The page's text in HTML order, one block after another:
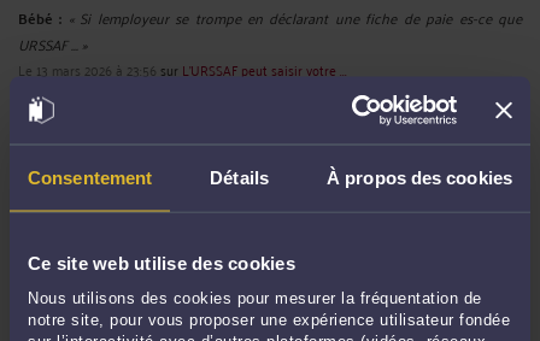
Consentement Détails À propos des cookies
Ce site web utilise des cookies
Nous utilisons des cookies pour mesurer la fréquentation de
notre site, pour vous proposer une expérience utilisateur fondée
Bébé : « Si lemployeur se trompe en déclarant une fiche de paie es-ce que
URSSAF ... »
Le 13 mars 2026 à 23:56 sur L’URSSAF peut saisir votre ...
Eric ROCHEBLAVE :
« La cour rappelle que l'abus de la liberté d'expression est ...
Critiquer la réélection d’un ...
Le 13 mars 2026 à 08:38sur L’URSSAF doit prouver sa ...